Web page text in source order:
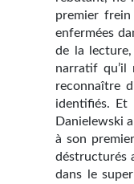
premier frein
enfermées
de la
narratif qu’il
reconnaître
identifiés. Et
Danielewski
à son
déstructurés
dans le